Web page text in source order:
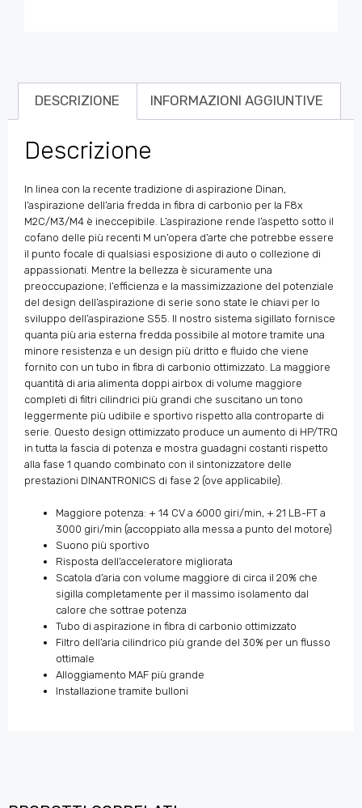
DESCRIZIONE INFORMAZIONI AGGIUNTIVE
Descrizione
In linea con la recente tradizione di aspirazione Dinan,
l’aspirazione dell’aria fredda in fibra di carbonio per la F8x
M2C/M3/M4 è ineccepibile. L’aspirazione rende l’aspetto sotto il
cofano delle più recenti M un’opera d’arte che potrebbe essere
il punto focale di qualsiasi esposizione di auto o collezione di
appassionati. Mentre la bellezza è sicuramente una
preoccupazione; l’efficienza e la massimizzazione del potenziale
del design dell’aspirazione di serie sono state le chiavi per lo
sviluppo dell’aspirazione S55. Il nostro sistema sigillato fornisce
quanta più aria esterna fredda possibile al motore tramite una
minore resistenza e un design più dritto e fluido che viene
fornito con un tubo in fibra di carbonio ottimizzato. La maggiore
quantità di aria alimenta doppi airbox di volume maggiore
completi di filtri cilindrici più grandi che suscitano un tono
leggermente più udibile e sportivo rispetto alla controparte di
serie. Questo design ottimizzato produce un aumento di HP/TRQ
in tutta la fascia di potenza e mostra guadagni costanti rispetto
alla fase 1 quando combinato con il sintonizzatore delle
prestazioni DINANTRONICS di fase 2 (ove applicabile).
Maggiore potenza: + 14 CV a 6000 giri/min, + 21 LB-FT a
3000 giri/min (accoppiato alla messa a punto del motore)
Suono più sportivo
Risposta dell’acceleratore migliorata
Scatola d’aria con volume maggiore di circa il 20% che
sigilla completamente per il massimo isolamento dal
calore che sottrae potenza
Tubo di aspirazione in fibra di carbonio ottimizzato
Filtro dell’aria cilindrico più grande del 30% per un flusso
ottimale
Alloggiamento MAF più grande
Installazione tramite bulloni